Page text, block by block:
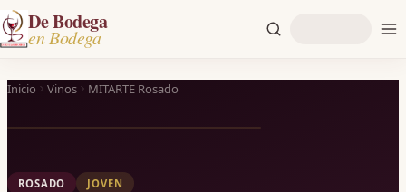
De Bodega
en Bodega
Inicio Vinos MITARTE Rosado
ROSADO JOVEN